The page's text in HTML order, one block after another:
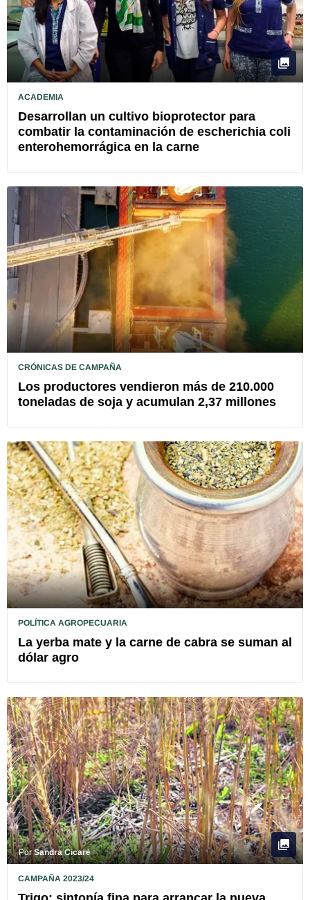
ACADEMIA
Desarrollan un cultivo bioprotector para
combatir la contaminación de escherichia coli
enterohemorrágica en la carne
CRÓNICAS DE CAMPAÑA
Los productores vendieron más de 210.000
toneladas de soja y acumulan 2,37 millones
POLÍTICA AGROPECUARIA
La yerba mate y la carne de cabra se suman al
dólar agro
PorSandra Cicaré
CAMPAÑA 2023/24